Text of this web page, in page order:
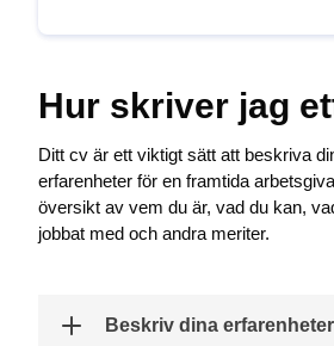
Hur skriver jag
Ditt cv är ett viktigt sätt att beskriva
erfarenheter för en framtida
översikt av vem du är, vad du kan,
jobbat med och andra meriter.
Beskriv dina